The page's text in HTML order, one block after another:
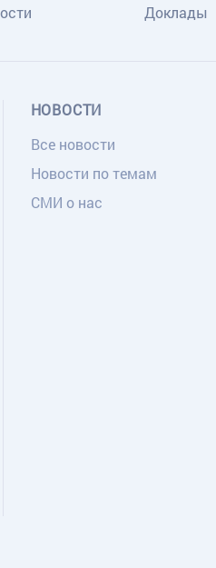
Доклады
НОВОСТИ
Все новости
Новости по темам
СМИ о нас